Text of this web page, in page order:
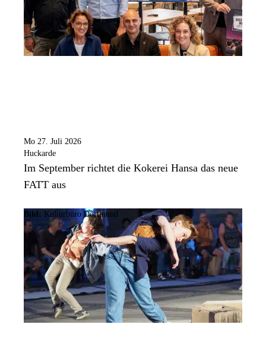
Mo 27. Juli 2026
Huckarde
Im September richtet die Kokerei Hansa das neue
FATT aus
Bild: Kulturbüro Dortmund